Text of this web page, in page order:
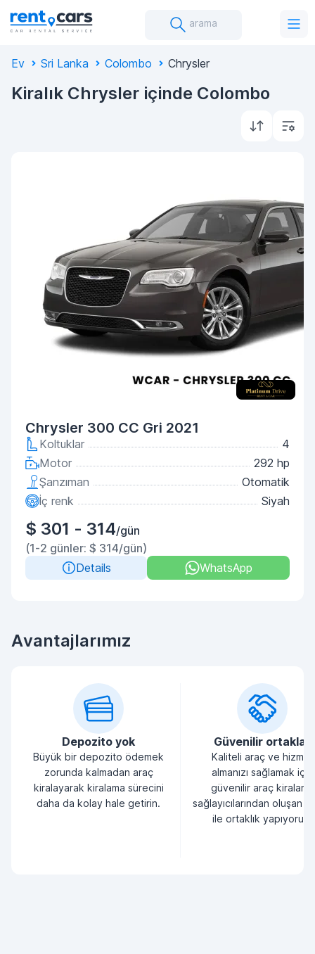
arama
Ev Sri Lanka Colombo Chrysler
Kiralık Chrysler içinde Colombo
Chrysler 300 CC Gri 2021
Koltuklar
4
Motor
292 hp
Şanzıman
Otomatik
İç renk
Siyah
$ 301 - 314/gün
(1-2 günler: $ 314/gün)
Details
WhatsApp
Avantajlarımız
Depozito yok
Büyük bir depozito ödemek
zorunda kalmadan araç
kiralayarak kiralama sürecini
daha da kolay hale getirin.
Güvenilir ortaklar
Kaliteli araç ve hizmet
almanızı sağlamak için
güvenilir araç kiralama
sağlayıcılarından oluşan
ile ortaklık yapıyoruz.